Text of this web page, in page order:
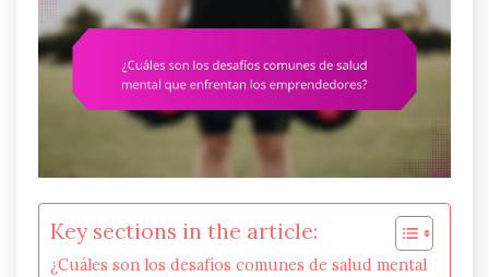
Key sections in the article:
¿Cuáles son los desafíos comunes de salud mental